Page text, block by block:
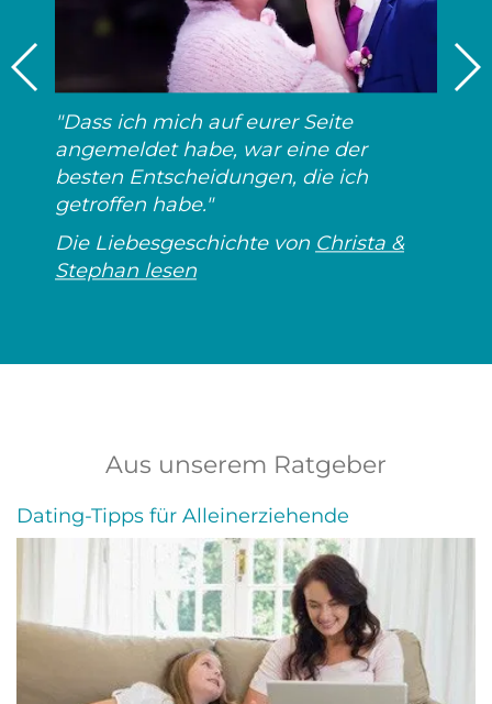
"Dass ich mich auf eurer Seite
angemeldet habe, war eine der
besten Entscheidungen, die ich
getroffen habe."
Die Liebesgeschichte von Christa &
Stephan lesen
Aus unserem Ratgeber
Dating-Tipps für Alleinerziehende